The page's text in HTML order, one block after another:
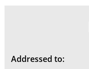
Addressed to: